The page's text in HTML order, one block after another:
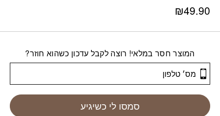
₪49.90
המוצר חסר במלאי! רוצה לקבל עדכון כשהוא חוזר?
סמסו לי כשיגיע